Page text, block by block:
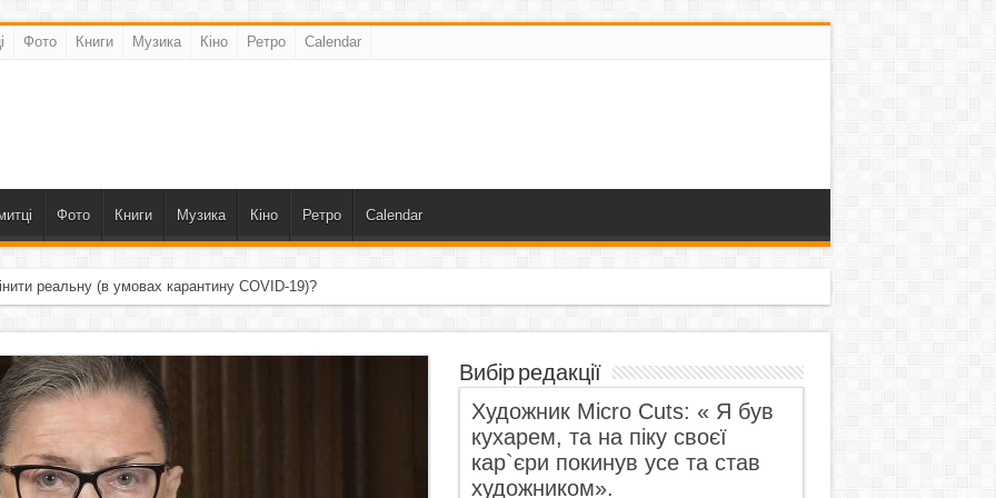
Фото Книги Музика Кіно Ретро Calendar
Фото Книги Музика Кіно Ретро Calendar
реальну (в умовах карантину COVID-19)?
Вибір редакції
Художник Micro Cuts: « Я був
кухарем, та на піку своєї
кар`єри покинув усе та став
художником».